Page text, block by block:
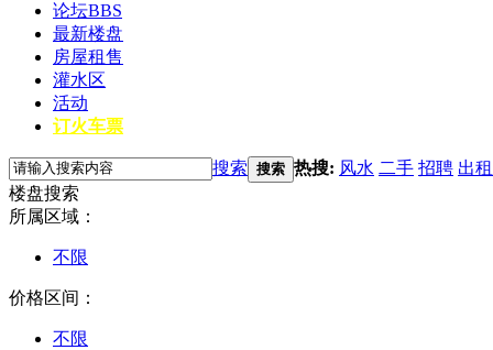
论坛BBS
最新楼盘
房屋租售
灌水区
活动
订火车票
搜索 搜索 热搜: 风水 二手 招聘 出租
楼盘搜索
所属区域：
不限
价格区间：
不限